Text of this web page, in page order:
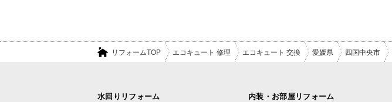
リフォームTOP エコキュート 修理 エコキュート 交換 愛媛県 四国中央市
水回りリフォーム 内装・お部屋リフォーム